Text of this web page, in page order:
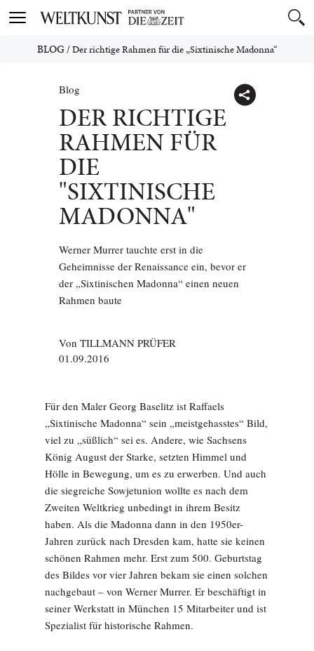
Toggle
BLOG/Der richtige Rahmen für die „Sixtinische Madonna“
Blog
DER RICHTIGE
RAHMEN FÜR
DIE
"SIXTINISCHE
MADONNA"
Werner Murrer tauchte erst in die
Geheimnisse der Renaissance ein, bevor er
der „Sixtinischen Madonna“ einen neuen
Rahmen baute
Von TILLMANN PRÜFER
01.09.2016
Für den Maler Georg Baselitz ist Raffaels
„Sixtinische Madonna“ sein „meistgehasstes“ Bild,
viel zu „süßlich“ sei es. Andere, wie Sachsens
König August der Starke, setzten Himmel und
Hölle in Bewegung, um es zu erwerben. Und auch
die siegreiche Sowjetunion wollte es nach dem
Zweiten Weltkrieg unbedingt in ihrem Besitz
haben. Als die Madonna dann in den 1950er-
Jahren zurück nach Dresden kam, hatte sie keinen
schönen Rahmen mehr. Erst zum 500. Geburtstag
des Bildes vor vier Jahren bekam sie einen solchen
nachgebaut – von Werner Murrer. Er beschäftigt in
seiner Werkstatt in München 15 Mitarbeiter und ist
Spezialist für historische Rahmen.